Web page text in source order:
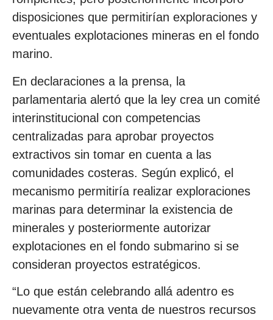
disposiciones que permitirían exploraciones y
eventuales explotaciones mineras en el fondo
marino.
En declaraciones a la prensa, la
parlamentaria alertó que la ley crea un comité
interinstitucional con competencias
centralizadas para aprobar proyectos
extractivos sin tomar en cuenta a las
comunidades costeras. Según explicó, el
mecanismo permitiría realizar exploraciones
marinas para determinar la existencia de
minerales y posteriormente autorizar
explotaciones en el fondo submarino si se
consideran proyectos estratégicos.
“Lo que están celebrando allá adentro es
nuevamente otra venta de nuestros recursos